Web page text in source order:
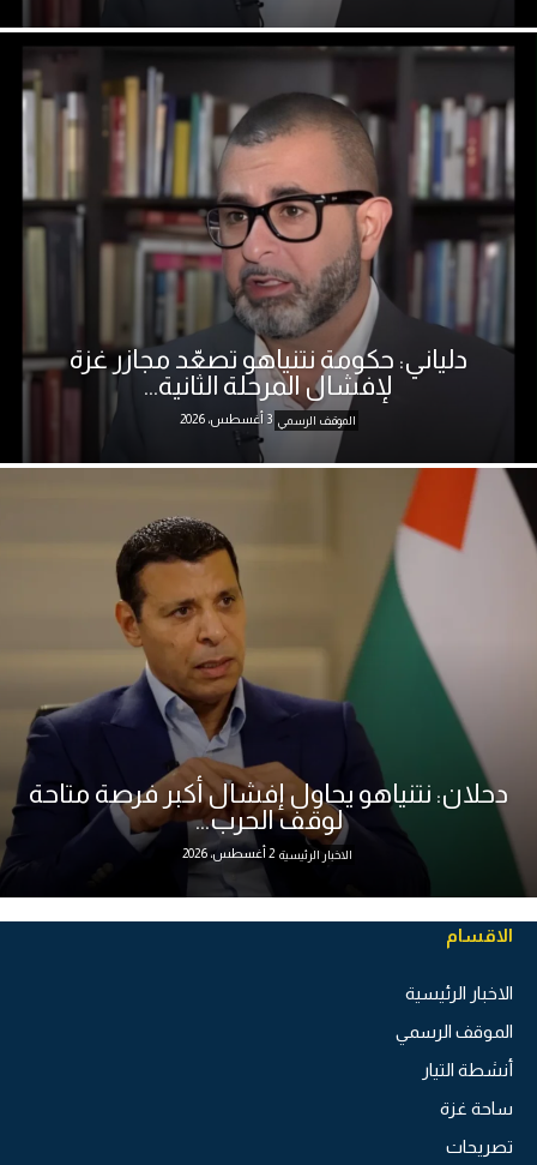
دلياني: حكومة نتنياهو تصعّد مجازر غزة
لإفشال المرحلة الثانية...
الموقف الرسمي 3 أغسطس، 2026
دحلان: نتنياهو يحاول إفشال أكبر فرصة متاحة
لوقف الحرب...
الاخبار الرئيسية 2 أغسطس، 2026
الاقسام
الاخبار الرئيسية
الموقف الرسمي
أنشطة التيار
ساحة غزة
تصريحات